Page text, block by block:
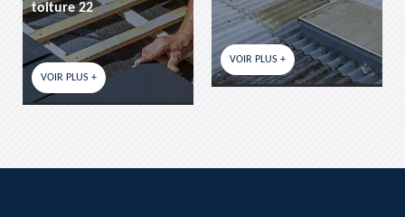
toiture 22
VOIR PLUS +
VOIR PLUS +